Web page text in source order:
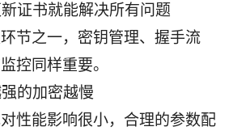
证书就能解决所有问题
节之一，密钥管理、握手流
控同样重要。
的加密越慢
性能影响很小，合理的参数配